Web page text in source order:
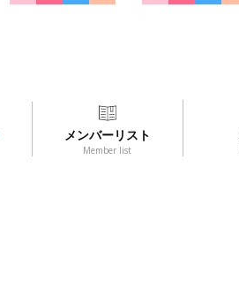
メンバーリスト
Member list